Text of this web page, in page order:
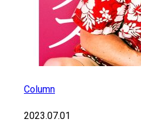
Column
2023.07.01